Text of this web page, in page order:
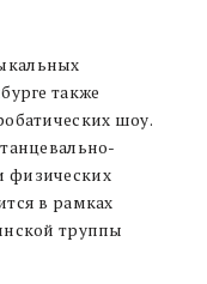
также
шоу.
физических
в рамках
труппы